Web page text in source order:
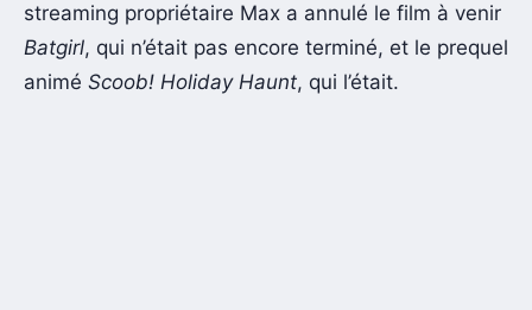
streaming propriétaire Max a annulé le film à venir
Batgirl, qui n’était pas encore terminé, et le prequel
animé Scoob! Holiday Haunt, qui l’était.